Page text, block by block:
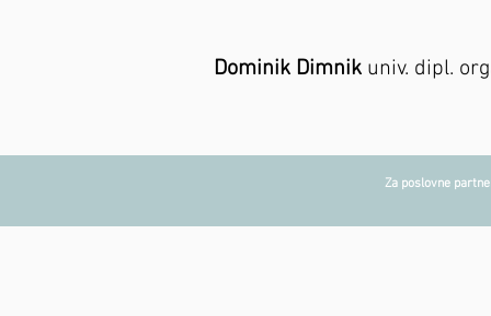
Dominik Dimnik univ. dipl.
Za poslovne